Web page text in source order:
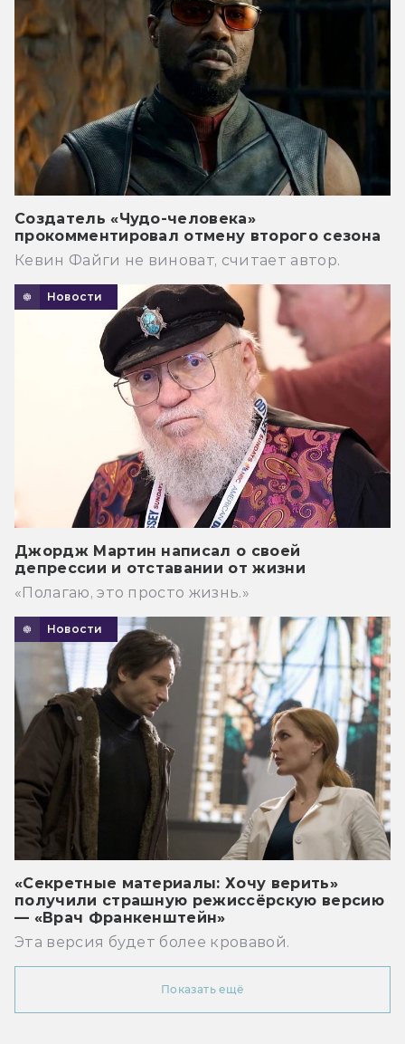
Создатель «Чудо-человека»
прокомментировал отмену второго сезона
Кевин Файги не виноват, считает автор.
Новости
Джордж Мартин написал о своей
депрессии и отставании от жизни
«Полагаю, это просто жизнь.»
Новости
«Секретные материалы: Хочу верить»
получили страшную режиссёрскую версию
— «Врач Франкенштейн»
Эта версия будет более кровавой.
Показать ещё